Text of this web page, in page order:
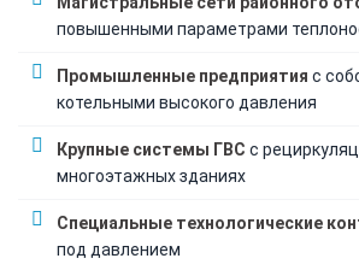
повышенными параметрами
Промышленные предприятия с
котельными высокого давления
Крупные системы ГВС с
многоэтажных зданиях
Специальные технологические
под давлением